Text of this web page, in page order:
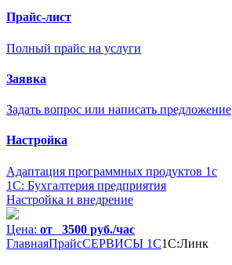
Прайс-лист
Полный прайс на услуги
Заявка
Задать вопрос или написать предложение
Настройка
Адаптация программных продуктов 1с
1С: Бухгалтерия предприятия
Настройка и внедрение
Цена: от 3500 руб./час
ГлавнаяПрайсСЕРВИСЫ 1С1С:Линк